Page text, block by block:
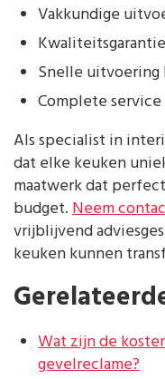
Vakkundige
Snelle uitvoering
Complete
Als specialist in
dat elke keuken
maatwerk dat
budget.Neem
vrijblijvend
keuken kunnen
Wat zijn de
gevelreclame?